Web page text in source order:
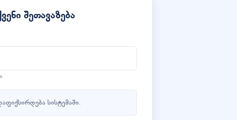
შეთავაზება
სისტემაში.